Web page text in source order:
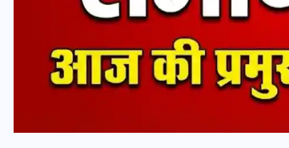
कटौती
29 दिसम्बर 2025